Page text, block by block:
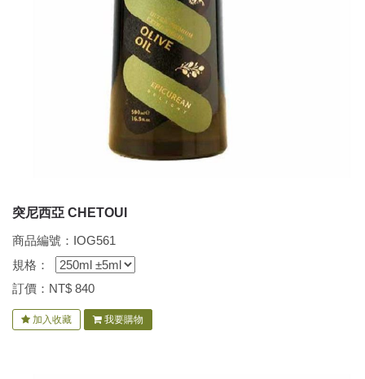
突尼西亞 CHETOUI
商品編號：IOG561
規格：
訂價：NT$ 840
加入收藏 我要購物